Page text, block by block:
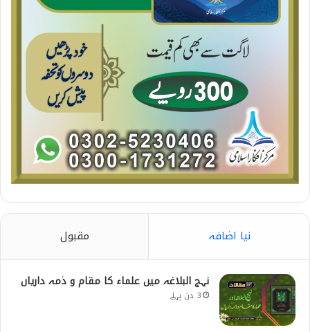
نیا اضافہ مقبول
نہج البلاغہ میں علماء کا مقام و ذمہ داریاں
3 دن پہلے